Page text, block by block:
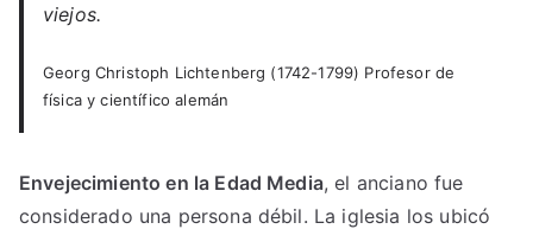
viejos.
Georg Christoph Lichtenberg (1742-1799) Profesor de
física y científico alemán
Envejecimiento en la Edad Media, el anciano fue
considerado una persona débil. La iglesia los ubicó